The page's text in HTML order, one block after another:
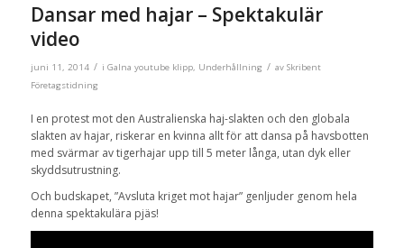
Dansar med hajar – Spektakulär
video
juni 11, 2014 / i Galna youtube klipp, Underhållning / av Skribent
Företagstidning
I en protest mot den Australienska haj-slakten och den globala
slakten av hajar, riskerar en kvinna allt för att dansa på havsbotten
med svärmar av tigerhajar upp till 5 meter långa, utan dyk eller
skyddsutrustning.
Och budskapet, ”Avsluta kriget mot hajar” genljuder genom hela
denna spektakulära pjäs!